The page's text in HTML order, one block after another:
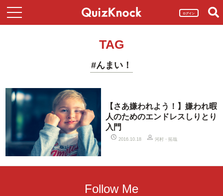
ログイン
TAG
#んまい！
【さあ嫌われよう！】嫌われ暇
人のためのエンドレスしりとり
入門
2016.10.18 河村・拓哉
Follow Me